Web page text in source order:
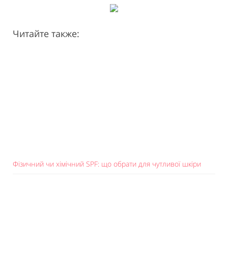
Читайте также:
Фізичний чи хімічний SPF: що обрати для чутливої шкіри